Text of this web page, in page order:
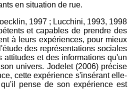
en situation de rue.
1997 ; Lucchini, 1993, 1998
et capables de prendre des
à leurs expériences, pour mieux
des représentations sociales
et des informations qu'un
univers. Jodelet (2006) précise
cette expérience s'insérant elle-
pense de son expérience est